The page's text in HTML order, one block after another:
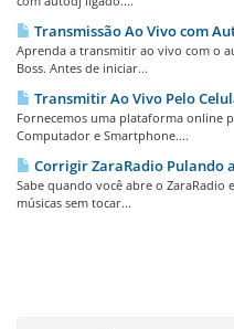
Transmissão Ao Vivo com
Aprenda a transmitir ao vivo com o
Boss. Antes de iniciar...
Transmitir Ao Vivo Pelo
Fornecemos uma plataforma online
Computador e Smartphone....
Corrigir ZaraRadio Pulando
Sabe quando você abre o ZaraRadio
músicas sem tocar...